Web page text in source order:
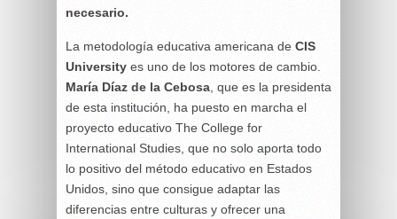
necesario.
La metodología educativa americana de CIS
University es uno de los motores de cambio.
María Díaz de la Cebosa , que es la presidenta
de esta institución, ha puesto en marcha el
proyecto educativo The College for
International Studies, que no solo aporta todo
lo positivo del método educativo en Estados
Unidos, sino que consigue adaptar las
diferencias entre culturas y ofrecer una